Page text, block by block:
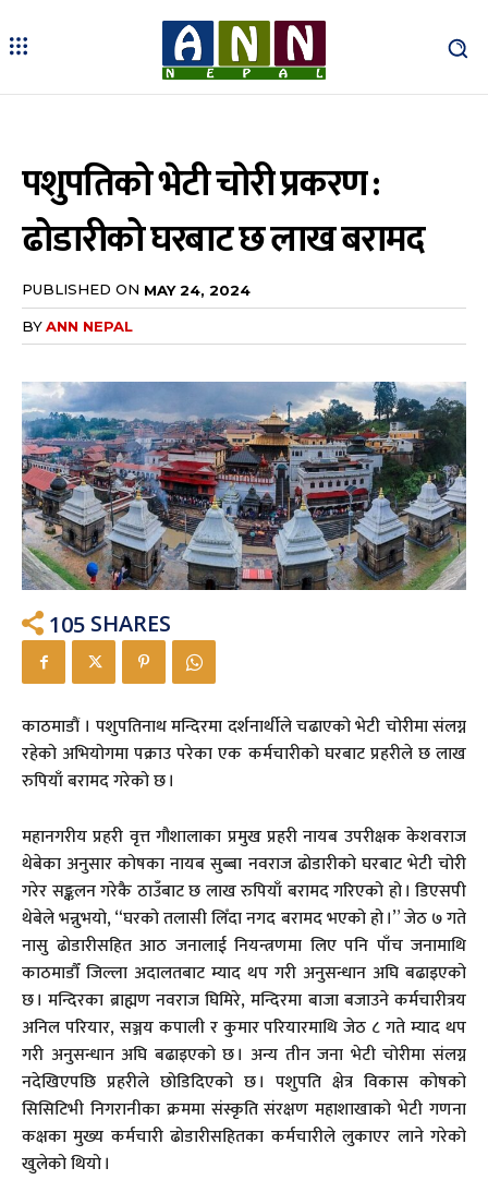
पशुपतिको भेटी चोरी प्रकरण :
ढोडारीको घरबाट छ लाख बरामद
PUBLISHED ON MAY 24, 2024
BYANN NEPAL
105 SHARES
काठमाडौं । पशुपतिनाथ मन्दिरमा दर्शनार्थीले चढाएको भेटी चोरीमा संलग्न
रहेको अभियोगमा पक्राउ परेका एक कर्मचारीको घरबाट प्रहरीले छ लाख
रुपियाँ बरामद गरेको छ ।
महानगरीय प्रहरी वृत्त गौशालाका प्रमुख प्रहरी नायब उपरीक्षक केशवराज
थेबेका अनुसार कोषका नायब सुब्बा नवराज ढोडारीको घरबाट भेटी चोरी
गरेर सङ्कलन गरेकै ठाउँबाट छ लाख रुपियाँ बरामद गरिएको हो । डिएसपी
थेबेले भन्नुभयो, “घरको तलासी लिँदा नगद बरामद भएको हो ।” जेठ ७ गते
नासु ढोडारीसहित आठ जनालाई नियन्त्रणमा लिए पनि पाँच जनामाथि
काठमाडौँ जिल्ला अदालतबाट म्याद थप गरी अनुसन्धान अघि बढाइएको
छ । मन्दिरका ब्राह्मण नवराज घिमिरे, मन्दिरमा बाजा बजाउने कर्मचारीत्रय
अनिल परियार, सञ्जय कपाली र कुमार परियारमाथि जेठ ८ गते म्याद थप
गरी अनुसन्धान अघि बढाइएको छ । अन्य तीन जना भेटी चोरीमा संलग्न
नदेखिएपछि प्रहरीले छोडिदिएको छ । पशुपति क्षेत्र विकास कोषको
सिसिटिभी निगरानीका क्रममा संस्कृति संरक्षण महाशाखाको भेटी गणना
कक्षका मुख्य कर्मचारी ढोडारीसहितका कर्मचारीले लुकाएर लाने गरेको
खुलेको थियो ।